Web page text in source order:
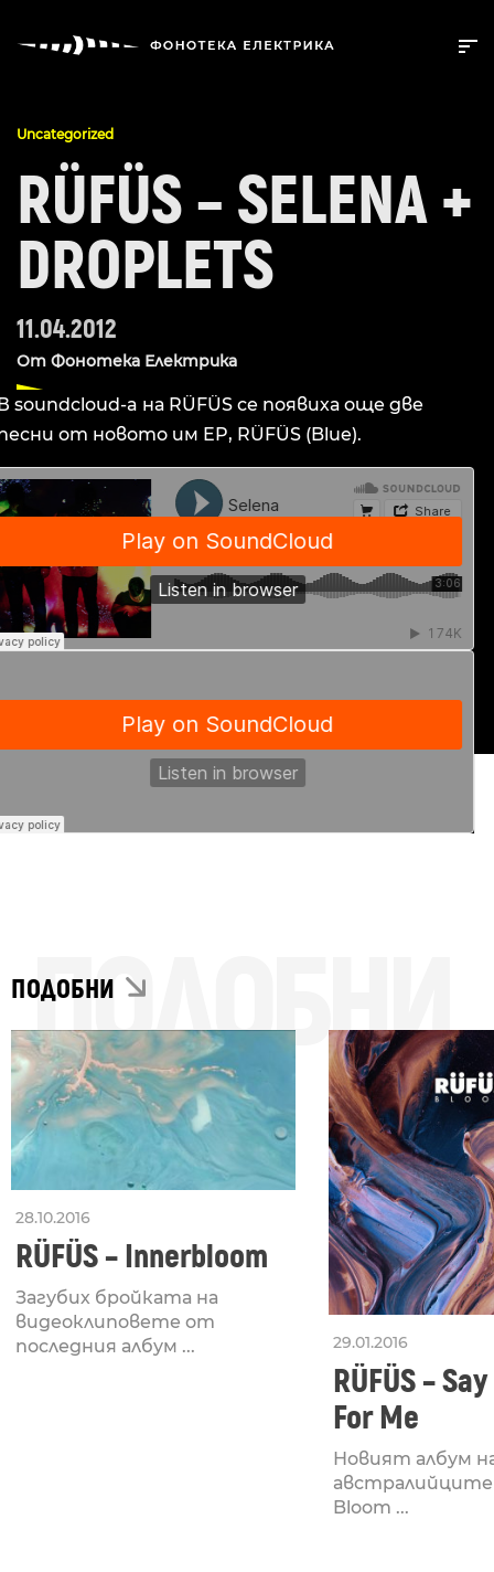
Uncategorized
RÜFÜS – SELENA +
DROPLETS
11.04.2012
От Фонотека Електрика
soundcloud-a на RÜFÜS се появиха още две
от новото им EP, RÜFÜS (Blue).
ПОДОБНИ
ПОДОБНИ
28.10.2016
RÜFÜS – Innerbloom
Загубих бройката на
видеоклиповете от
последния албум ...
29.01.2016
RÜFÜS –
For Me
Новият албум
австралийците
Bloom ...